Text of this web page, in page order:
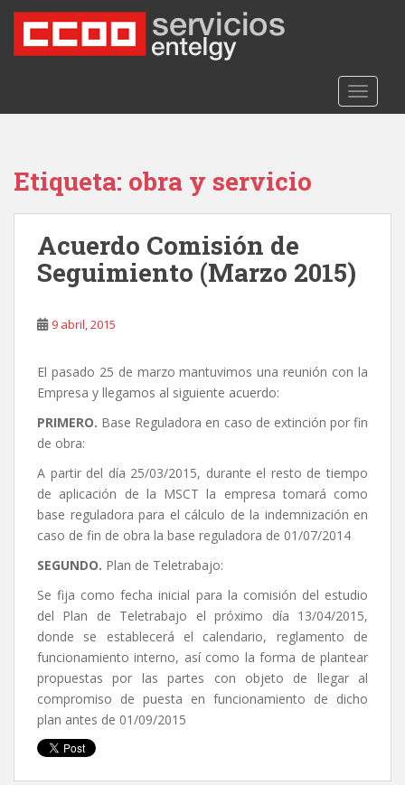
o
Etiqueta: obra y servicio
Acuerdo Comisión de
Seguimiento (Marzo 2015)
9 abril, 2015
El pasado 25 de marzo mantuvimos una reunión con la
Empresa y llegamos al siguiente acuerdo:
PRIMERO. Base Reguladora en caso de extinción por fin
de obra:
A partir del día 25/03/2015, durante el resto de tiempo
de aplicación de la MSCT la empresa tomará como
base reguladora para el cálculo de la indemnización en
caso de fin de obra la base reguladora de 01/07/2014
SEGUNDO. Plan de Teletrabajo:
Se fija como fecha inicial para la comisión del estudio
del Plan de Teletrabajo el próximo día 13/04/2015,
donde se establecerá el calendario, reglamento de
funcionamiento interno, así como la forma de plantear
propuestas por las partes con objeto de llegar al
compromiso de puesta en funcionamiento de dicho
plan antes de 01/09/2015